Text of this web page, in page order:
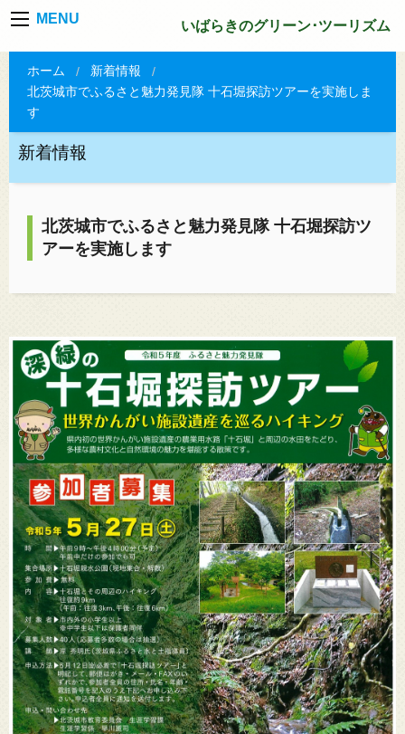
MENU いばらきのグリーン･ツーリズム
ホーム
新着情報
北茨城市でふるさと魅力発見隊 十石堀探訪ツアーを実施しま
す
新着情報
北茨城市でふるさと魅力発見隊 十石堀探訪ツ
アーを実施します